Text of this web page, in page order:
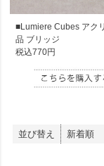
■Lumiere Cubes アク
品 ブリッジ
税込770円
並び替え 新着順